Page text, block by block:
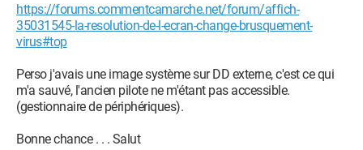
https://forums.commentcamarche.net/forum/affich-
35031545-la-resolution-de-l-ecran-change-brusquement-
virus#top
Perso j'avais une image système sur DD externe, c'est ce qui
m'a sauvé, l'ancien pilote ne m'étant pas accessible.
(gestionnaire de périphériques).
Bonne chance . . . Salut